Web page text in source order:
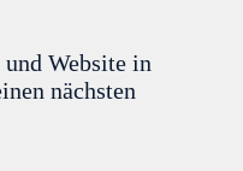
Website in
nächsten